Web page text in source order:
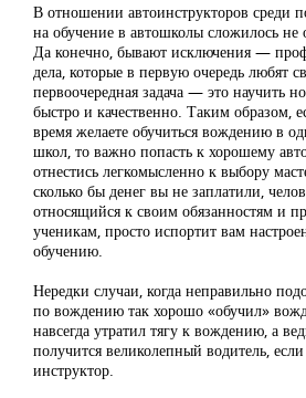
В отношении автоинструкторов среди
на обучение в автошколы сложилось не
Да конечно, бывают исключения —
дела, которые в первую очередь любят
первоочередная задача — это научить
быстро и качественно. Таким образом,
время желаете обучиться вождению в
школ, то важно попасть к хорошему
отнестись легкомысленно к выбору
сколько бы денег вы не заплатили,
относящийся к своим обязанностям и
ученикам, просто испортит вам
обучению.
Нередки случаи, когда неправильно
по вождению так хорошо «обучил»
навсегда утратил тягу к вождению, а
получится великолепный водитель,
инструктор.